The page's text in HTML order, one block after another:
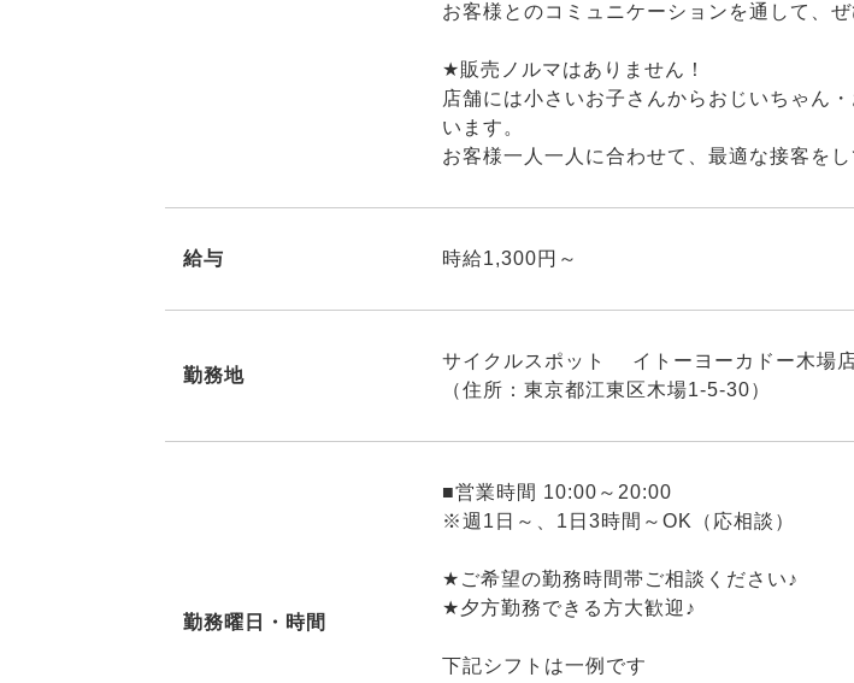
お客様とのコミュニケーションを通して、
★販売ノルマはありません！
店舗には小さいお子さんからおじいちゃん
います。
お客様一人一人に合わせて、最適な接客をし
給与 時給1,300円～
勤務地
サイクルスポット イトーヨーカドー木場
（住所：東京都江東区木場1-5-30）
勤務曜日・時間
■営業時間 10:00～20:00
※週1日～、1日3時間～OK（応相談）
★ご希望の勤務時間帯ご相談ください♪
★夕方勤務できる方大歓迎♪
下記シフトは一例です